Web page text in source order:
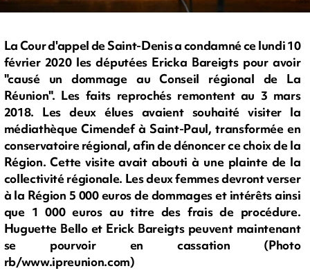
La Cour d'appel de Saint-Denis a condamné ce lundi 10
février 2020 les députées Ericka Bareigts pour avoir
"causé un dommage au Conseil régional de La
Réunion". Les faits reprochés remontent au 3 mars
2018. Les deux élues avaient souhaité visiter la
médiathèque Cimendef à Saint-Paul, transformée en
conservatoire régional, afin de dénoncer ce choix de la
Région. Cette visite avait abouti à une plainte de la
collectivité régionale. Les deux femmes devront verser
à la Région 5 000 euros de dommages et intérêts ainsi
que 1 000 euros au titre des frais de procédure.
Huguette Bello et Erick Bareigts peuvent maintenant
se pourvoir en cassation (Photo
rb/www.ipreunion.com)